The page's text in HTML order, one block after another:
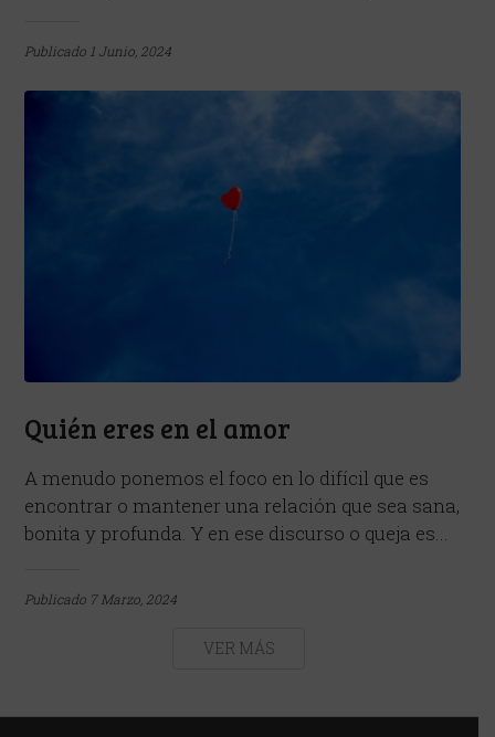
Publicado 1 Junio, 2024
Quién eres en el amor
A menudo ponemos el foco en lo difícil que es
encontrar o mantener una relación que sea sana,
bonita y profunda. Y en ese discurso o queja es...
Publicado 7 Marzo, 2024
VER MÁS